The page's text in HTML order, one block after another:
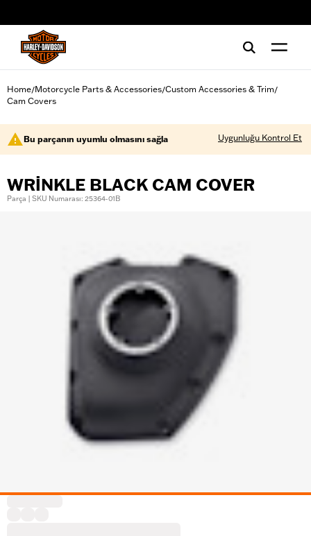
Home/Motorcycle Parts & Accessories/Custom Accessories & Trim/
Cam Covers
Bu parçanın uyumlu olmasını sağla Uygunluğu Kontrol Et
WRINKLE BLACK CAM COVER
Parça | SKU Numarası: 25364-01B